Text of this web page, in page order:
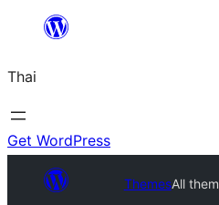
ยัง
เนื้อหา
Thai
Get WordPress
ThemesAll